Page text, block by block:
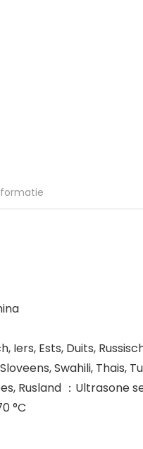
Iers, Ests, Duits,
Swahili, Thais,
Rusland ：Ultrasone
°C